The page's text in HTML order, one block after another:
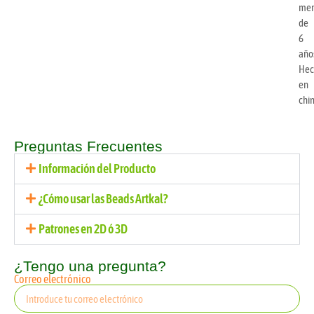
de
6
en
Preguntas Frecuentes
Información del Producto
¿Cómo usar las Beads Artkal?
Patrones en 2D ó 3D
¿Tengo una pregunta?
Correo electrónico